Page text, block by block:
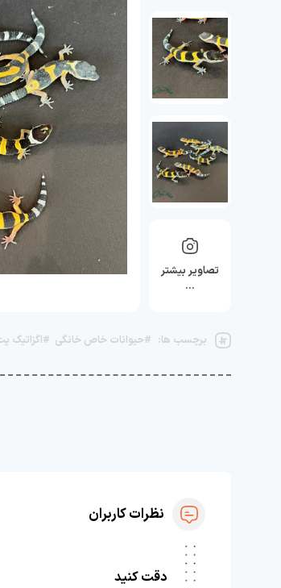
تصاویر بیشتر
…
برچسب ها: #حیوانات خاص خانگی #اگزاتیک
نظرات کاربران
دقت کنید